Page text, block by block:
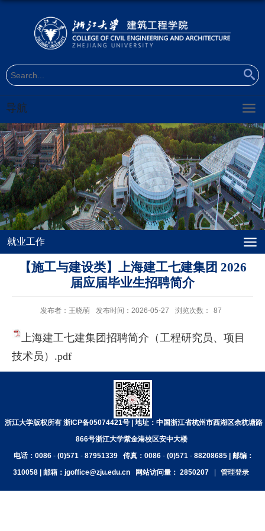
导航
就业工作
【施工与建设类】上海建工七建集团 2026
届应届毕业生招聘简介
发布者：王晓萌 发布时间：2026-05-27 浏览次数： 87
上海建工七建集团招聘简介（工程研究员、项目
技术员）.pdf
浙江大学版权所有 浙ICP备05074421号 | 地址：中国浙江省杭州市西湖区余杭塘路
866号浙江大学紫金港校区安中大楼
电话：0086 - (0)571 - 87951339 传真：0086 - (0)571 - 88208685 | 邮编：
310058 | 邮箱：jgoffice@zju.edu.cn
网站访问量： 2850207 管理登录